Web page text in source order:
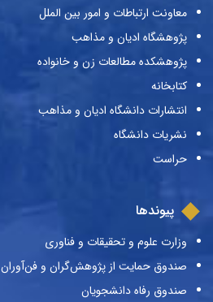
معاونت ارتباطات و امور بین الملل
پژوهشگاه ادیان و مذاهب
پژوهشکده مطالعات زن و خانواده
کتابخانه
انتشارات دانشگاه ادیان و مذاهب
نشریات دانشگاه
حراست
پیوندها
وزارت علوم و تحقیقات و فناوری
صندوق حمایت از پژوهش‌گران و فن‌آوران
صندوق رفاه دانشجویان